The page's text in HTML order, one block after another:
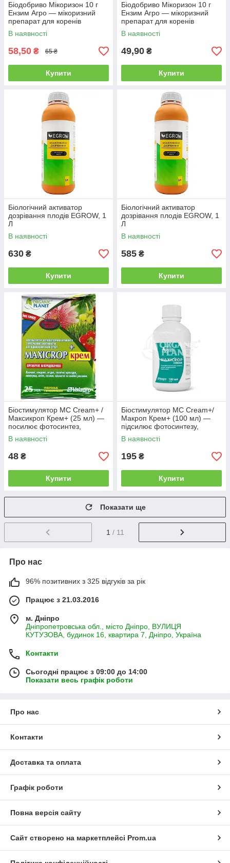
Біодобриво Мікоризон 10 г
Ензим Агро — мікоризний
препарат для коренів
В наявності
58,50 ₴ 65 ₴
Купити
Біодобриво Мікоризон 10 г
Ензим Агро — мікоризний
препарат для коренів
В наявності
49,90 ₴
Купити
Біологічний активатор
дозрівання плодів EGROW, 1
Л
В наявності
630 ₴
Купити
Біологічний активатор
дозрівання плодів EGROW, 1
Л
В наявності
585 ₴
Купити
Біостимулятор MC Cream+ /
Максикроп Крем+ (25 мл) —
посилює фотосинтез,
відновлення після стресу
В наявності
48 ₴
Купити
Біостимулятор MC Cream+/
Макроп Крем+ (100 мл) —
підсилює фотосинтезу,
відновлення після стресу
В наявності
195 ₴
Купити
Показати ще
1 / 11
Про нас
96% позитивних з 325 відгуків за рік
Працює з 21.03.2016
м. Дніпро
Дніпропетровська обл., місто Дніпро, ВУЛИЦЯ
КУТУЗОВА, будинок 16, квартира 7, Дніпро, Україна
Контакти
Сьогодні працює з 09:00 до 14:00
Показати весь графік роботи
Про нас
Контакти
Доставка та оплата
Графік роботи
Повна версія сайту
Сайт створено на маркетплейсі Prom.ua